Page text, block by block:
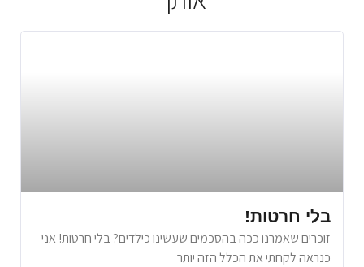
בלי חרטות!
זוכרים שאמרנו ככה בהסכמים שעשינו כילדים? בלי חרטות! אני
כנראה לקחתי את הכלל הזה יותר